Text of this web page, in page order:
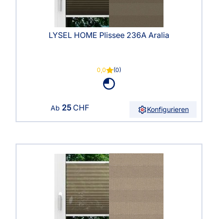
LYSEL HOME Plissee 236A Aralia
0,0 (0)
Ab 25CHF Konfigurieren